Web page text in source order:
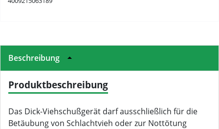
Beschreibung
Produktbeschreibung
Das Dick-Viehschußgerät darf ausschließlich für die
Betäubung von Schlachtvieh oder zur Nottötung